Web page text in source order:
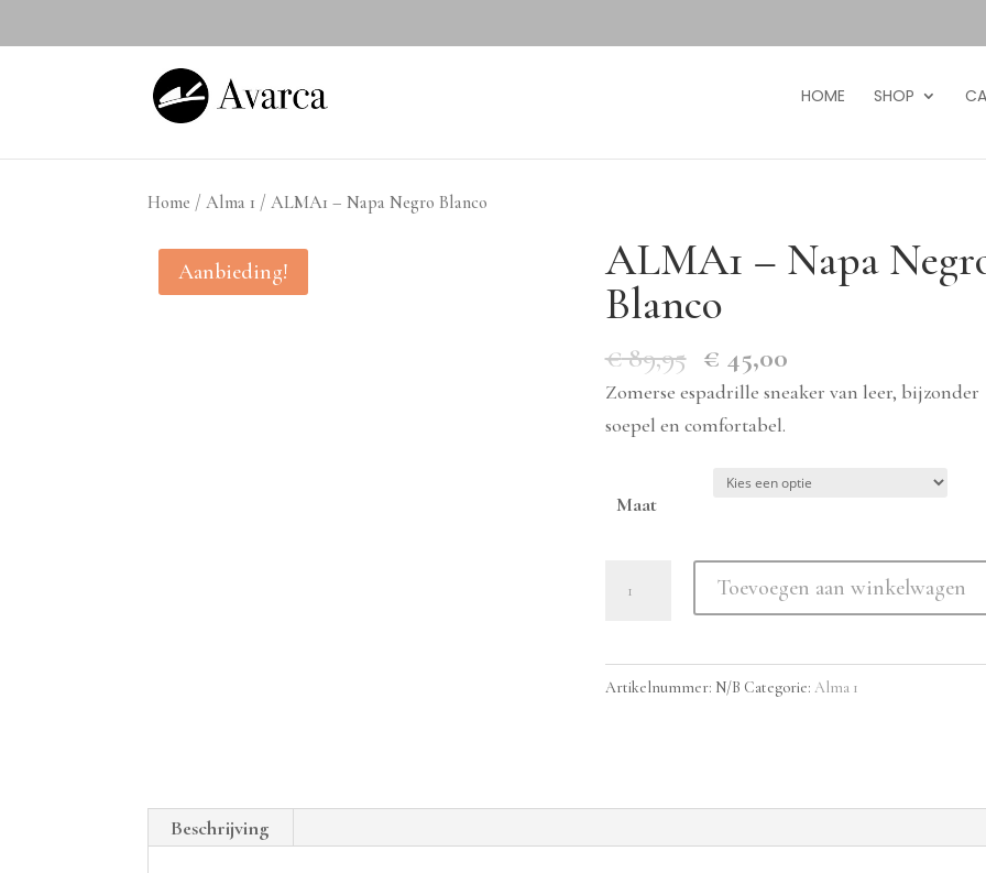
HOME SHOP
Home /Alma 1 / ALMA1 – Napa Negro Blanco
Aanbieding!
ALMA1 – Napa
Blanco
€89,95 € 45,00
Zomerse espadrille sneaker van leer, bijzonder
soepel en comfortabel.
Maat
Negro
Toevoegen aan winkelwagen
Artikelnummer: N/B Categorie: Alma 1
Beschrijving